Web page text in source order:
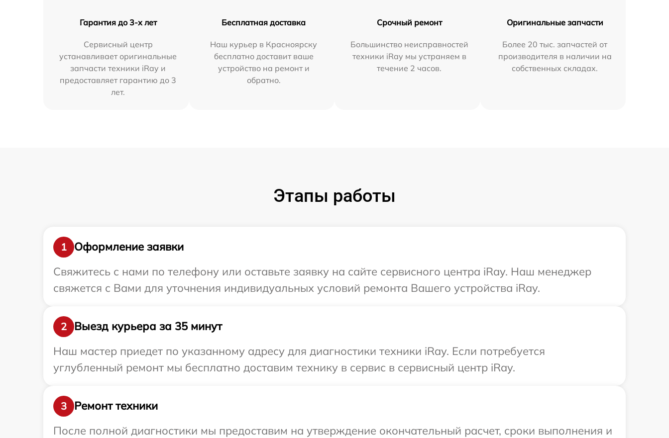
Гарантия до 3-х лет
Сервисный центр
устанавливает оригинальные
запчасти техники iRay и
предоставляет гарантию до 3
лет.
Бесплатная доставка
Наш курьер в Красноярску
бесплатно доставит ваше
устройство на ремонт и
обратно.
Срочный ремонт
Большинство неисправностей
техники iRay мы устраняем в
течение 2 часов.
Оригинальные запчасти
Более 20 тыс. запчастей от
производителя в наличии на
собственных складах.
Этапы работы
1
Оформление заявки
Свяжитесь с нами по телефону или оставьте заявку на сайте сервисного центра iRay. Наш менеджер
свяжется с Вами для уточнения индивидуальных условий ремонта Вашего устройства iRay.
2
Выезд курьера за 35 минут
Наш мастер приедет по указанному адресу для диагностики техники iRay. Если потребуется
углубленный ремонт мы бесплатно доставим технику в сервис в сервисный центр iRay.
3
Ремонт техники
После полной диагностики мы предоставим на утверждение окончательный расчет, сроки выполнения и